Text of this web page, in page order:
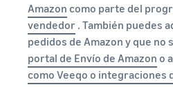
información
sobre cómo
diferenciar
fomentar la
fidelidad de
suministro para
varios canales
de venta
llegan al éxito en
Amazon
Amazon como parte del
vendedor . También puedes
pedidos de Amazon y que no
portal de Envío de Amazon o
como Veeqo o integraciones